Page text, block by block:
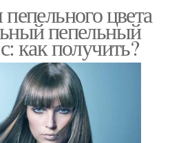
цвета
пепельный
как получить?